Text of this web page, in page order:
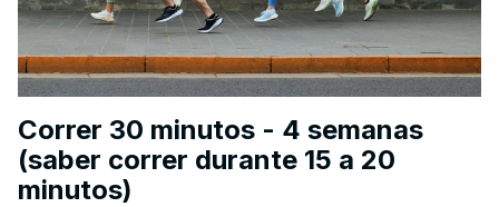
Correr 30 minutos - 4 semanas
(saber correr durante 15 a 20
minutos)